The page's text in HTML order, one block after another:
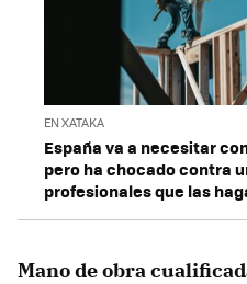
EN XATAKA
España va a necesitar
pero ha chocado contra
profesionales que las
Mano de obra